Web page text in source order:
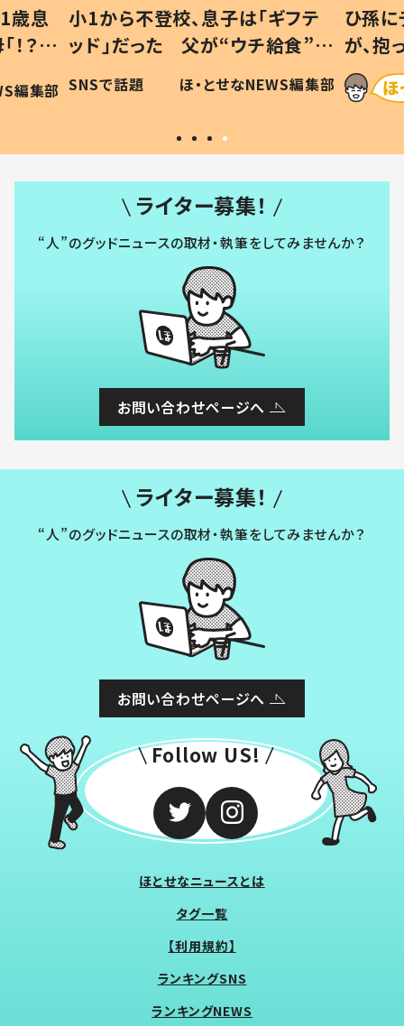
歳息
？」
編集部
小1から不登校、息子は「ギフテ
ッド」だった 父が“ウチ給食”を
作り続ける理由とは #令和の親
#令和の子
SNSで話題 ほ・とせなNEWS編集部
ひ孫
が、
「涙が
い」
ライター募集！
“人”のグッドニュースの取材・執筆をしてみませんか？
お問い合わせページへ
ライター募集！
“人”のグッドニュースの取材・執筆をしてみませんか？
お問い合わせページへ
Follow US!
ほとせなニュースとは
タグ一覧
【利用規約】
ランキングSNS
ランキングNEWS